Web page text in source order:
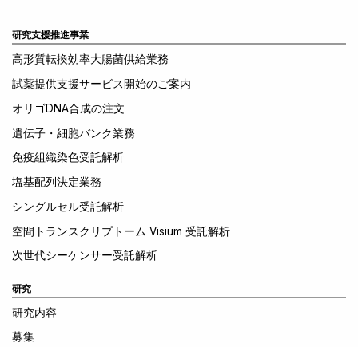
研究支援推進事業
高形質転換効率大腸菌供給業務
試薬提供支援サービス開始のご案内
オリゴDNA合成の注文
遺伝子・細胞バンク業務
免疫組織染色受託解析
塩基配列決定業務
シングルセル受託解析
空間トランスクリプトーム Visium 受託解析
次世代シーケンサー受託解析
研究
研究内容
募集